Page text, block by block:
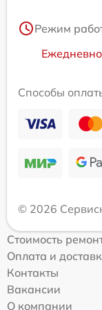
Режим
Способы
© 2026
Стоимость
Оплата и
Контакты
Вакансии
О компании